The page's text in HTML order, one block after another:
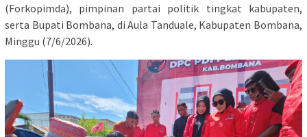
(Forkopimda), pimpinan partai politik tingkat kabupaten,
serta Bupati Bombana, di Aula Tanduale, Kabupaten Bombana,
Minggu (7/6/2026).